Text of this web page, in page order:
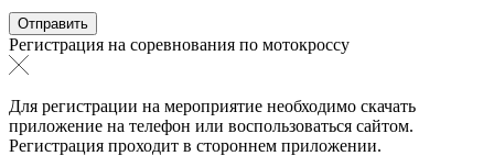
Регистрация на соревнования по мотокроссу
Для регистрации на мероприятие необходимо скачать
приложение на телефон или воспользоваться сайтом.
Регистрация проходит в стороннем приложении.